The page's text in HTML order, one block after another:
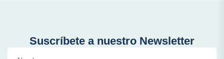
Suscríbete a nuestro Newsletter